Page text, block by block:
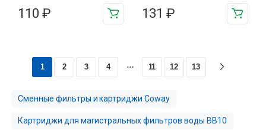
110 ₽ 131 ₽
1 2 3 4 … 11 12 13
Сменные фильтры и картриджи Coway
Картриджи для магистральных фильтров воды BB10